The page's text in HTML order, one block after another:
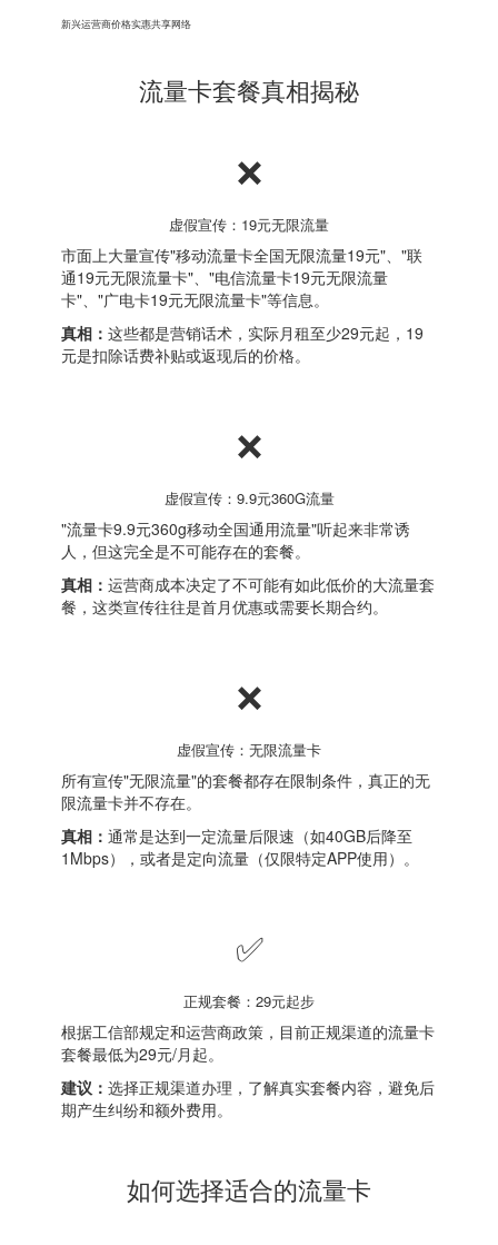
新兴运营商价格实惠共享网络
流量卡套餐真相揭秘
❌
虚假宣传：19元无限流量
市面上大量宣传"移动流量卡全国无限流量19元"、"联
通19元无限流量卡"、"电信流量卡19元无限流量
卡"、"广电卡19元无限流量卡"等信息。
真相： 这些都是营销话术，实际月租至少29元起，19
元是扣除话费补贴或返现后的价格。
❌
虚假宣传：9.9元360G流量
"流量卡9.9元360g移动全国通用流量"听起来非常诱
人，但这完全是不可能存在的套餐。
真相： 运营商成本决定了不可能有如此低价的大流量套
餐，这类宣传往往是首月优惠或需要长期合约。
❌
虚假宣传：无限流量卡
所有宣传"无限流量"的套餐都存在限制条件，真正的无
限流量卡并不存在。
真相： 通常是达到一定流量后限速（如40GB后降至
1Mbps），或者是定向流量（仅限特定APP使用）。
✅
正规套餐：29元起步
根据工信部规定和运营商政策，目前正规渠道的流量卡
套餐最低为29元/月起。
建议： 选择正规渠道办理，了解真实套餐内容，避免后
期产生纠纷和额外费用。
如何选择适合的流量卡